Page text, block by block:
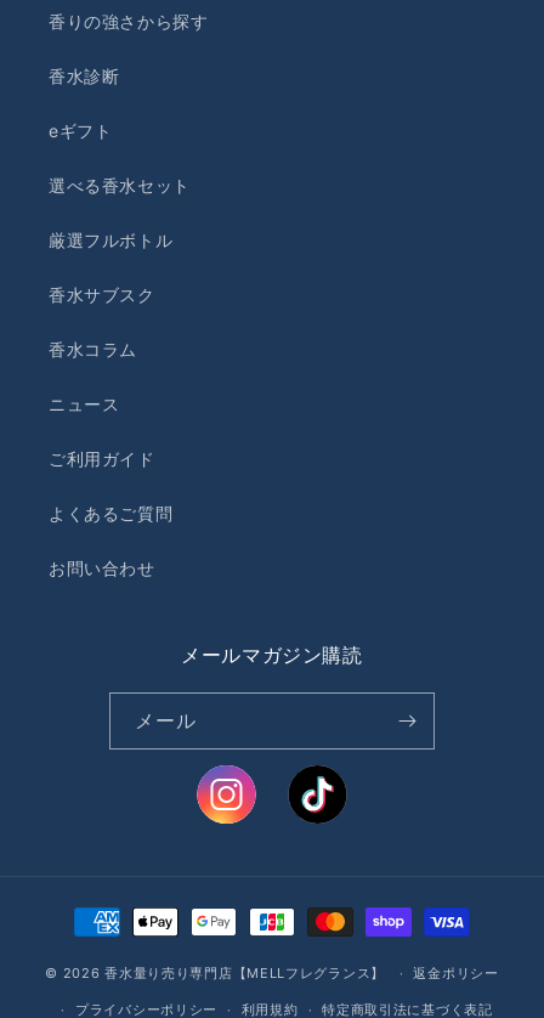
香りの強さから探す
香水診断
eギフト
選べる香水セット
厳選フルボトル
香水サブスク
香水コラム
ニュース
ご利用ガイド
よくあるご質問
お問い合わせ
メールマガジン購読
メール
決
済
方
法
© 2026香水量り売り専門店【MELLフレグランス】 返金ポリシー
プライバシーポリシー 利用規約 特定商取引法に基づく表記